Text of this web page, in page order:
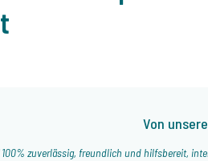
Von
100% zuverlässig, freundlich und hilfsbereit,